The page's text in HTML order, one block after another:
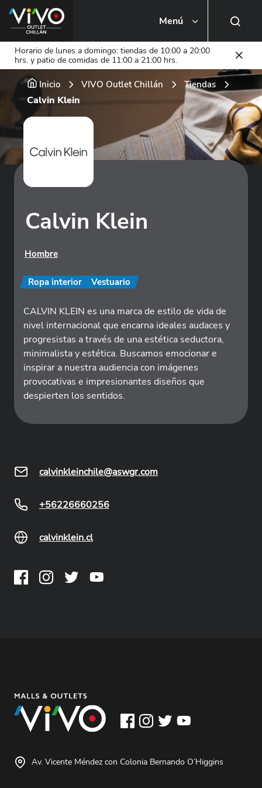
Menú
Busca una tienda o local
Horario de lunes a domingo: tiendas de 10:00 a 20:00
hrs. y patio de comidas de 11:00 a 21:00 hrs.
Inicio VIVO Outlet Chillán Tiendas
Calvin Klein
Calvin Klein
Hombre
Ropa interior Vestuario
CALVIN KLEIN es una marca de estilo de vida de
nivel internacional que encarna ideales audaces y
progresistas a través de una estética seductora,
minimalista y estética. Buscamos emocionar e
inspirar a nuestra audiencia con imágenes
provocativas e impresionantes diseños que
despierten los sentidos.
calvinkleinchile@aswgr.com
+56226660256
calvinklein.cl
Av. Vicente Méndez con Colonia Bernando O’Higgins